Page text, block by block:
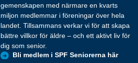
gemenskapen med närmare en kvarts
miljon medlemmar i föreningar över hela
landet. Tillsammans verkar vi för att skapa
bättre villkor för äldre – och ett aktivt liv för
dig som senior.
Bli medlem i SPF Seniorerna här